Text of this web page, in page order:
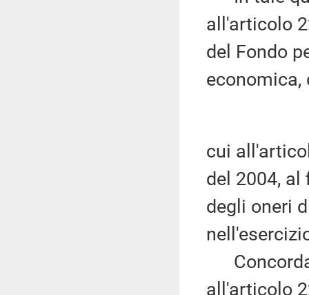
all'articolo
del Fondo
economica,
cui
del 2004,
degli oneri
all'articolo